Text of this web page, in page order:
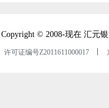
Copyright © 2008-现在 汇元
许可证编号Z2011611000017